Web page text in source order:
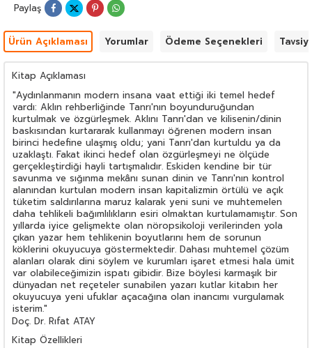
Paylaş
Ürün Açıklaması Yorumlar Ödeme Seçenekleri
Kitap Açıklaması
"Aydınlanmanın modern insana vaat ettiği iki temel hedef
vardı: Aklın rehberliğinde Tanrı'nın boyunduruğundan
kurtulmak ve özgürleşmek. Aklını Tanrı'dan ve kilisenin/dinin
baskısından kurtararak kullanmayı öğrenen modern insan
birinci hedefine ulaşmış oldu; yani Tanrı'dan kurtuldu ya da
uzaklaştı. Fakat ikinci hedef olan özgürleşmeyi ne ölçüde
gerçekleştirdiği hayli tartışmalıdır. Eskiden kendine bir tür
savunma ve sığınma mekânı sunan dinin ve Tanrı'nın kontrol
alanından kurtulan modern insan kapitalizmin örtülü ve açık
tüketim saldırılarına maruz kalarak yeni suni ve muhtemelen
daha tehlikeli bağımlılıkların esiri olmaktan kurtulamamıştır. Son
yıllarda iyice gelişmekte olan nöropsikoloji verilerinden yola
çıkan yazar hem tehlikenin boyutlarını hem de sorunun
köklerini okuyucuya göstermektedir. Dahası muhtemel çözüm
alanları olarak dini söylem ve kurumları işaret etmesi hala ümit
var olabileceğimizin ispatı gibidir. Bize böylesi karmaşık bir
dünyadan net reçeteler sunabilen yazarı kutlar kitabın her
okuyucuya yeni ufuklar açacağına olan inancımı vurgulamak
isterim."
Doç. Dr. Rıfat ATAY
Kitap Özellikleri